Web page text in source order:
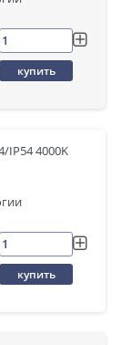
купить
IP54 4000K
купить